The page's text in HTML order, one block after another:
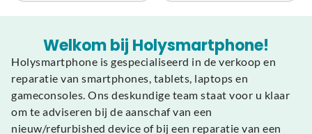
Welkom bij Holysmartphone!
Holysmartphone is gespecialiseerd in de verkoop en
reparatie van smartphones, tablets, laptops en
gameconsoles. Ons deskundige team staat voor u klaar
om te adviseren bij de aanschaf van een
nieuw/refurbished device of bij een reparatie van een